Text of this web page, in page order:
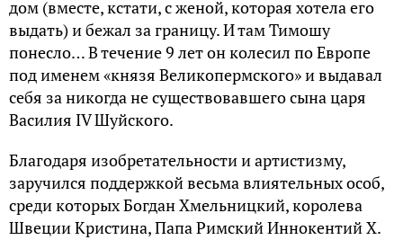
дом (вместе, кстати, с женой, которая хотела его
выдать) и бежал за границу. И там Тимошу
понесло… В течение 9 лет он колесил по Европе
под именем «князя Великопермского» и выдавал
себя за никогда не существовавшего сына царя
Василия IV Шуйского.
Благодаря изобретательности и артистизму,
заручился поддержкой весьма влиятельных особ,
среди которых Богдан Хмельницкий, королева
Швеции Кристина, Папа Римский Иннокентий X.